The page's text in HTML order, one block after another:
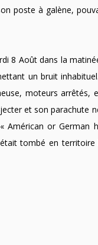
poste à galène,
8 Août dans la
un bruit
moteurs arrêtés,
et son parachute
or German
tombé en